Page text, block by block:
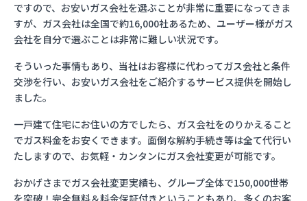
ですので、お安いガス会社を選ぶことが非常に重要になってきま
すが、ガス会社は全国で約16,000社あるため、ユーザー様がガス
会社を自分で選ぶことは非常に難しい状況です。
そういった事情もあり、当社はお客様に代わってガス会社と条件
交渉を行い、お安いガス会社をご紹介するサービス提供を開始し
ました。
一戸建て住宅にお住いの方でしたら、ガス会社をのりかえること
でガス料金をお安くできます。面倒な解約手続き等は全て代行い
たしますので、お気軽・カンタンにガス会社変更が可能です。
おかげさまでガス会社変更実績も、グループ全体で150,000世帯